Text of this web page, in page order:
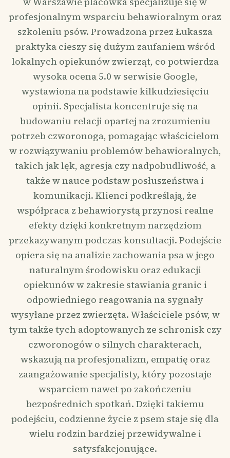
profesjonalnym wsparciu behawioralnym oraz
szkoleniu psów. Prowadzona przez Łukasza
praktyka cieszy się dużym zaufaniem wśród
lokalnych opiekunów zwierząt, co potwierdza
wysoka ocena 5.0 w serwisie Google,
wystawiona na podstawie kilkudziesięciu
opinii. Specjalista koncentruje się na
budowaniu relacji opartej na zrozumieniu
potrzeb czworonoga, pomagając właścicielom
w rozwiązywaniu problemów behawioralnych,
takich jak lęk, agresja czy nadpobudliwość, a
także w nauce podstaw posłuszeństwa i
komunikacji. Klienci podkreślają, że
współpraca z behawiorystą przynosi realne
efekty dzięki konkretnym narzędziom
przekazywanym podczas konsultacji. Podejście
opiera się na analizie zachowania psa w jego
naturalnym środowisku oraz edukacji
opiekunów w zakresie stawiania granic i
odpowiedniego reagowania na sygnały
wysyłane przez zwierzęta. Właściciele psów, w
tym także tych adoptowanych ze schronisk czy
czworonogów o silnych charakterach,
wskazują na profesjonalizm, empatię oraz
zaangażowanie specjalisty, który pozostaje
wsparciem nawet po zakończeniu
bezpośrednich spotkań. Dzięki takiemu
podejściu, codzienne życie z psem staje się dla
wielu rodzin bardziej przewidywalne i
satysfakcjonujące.